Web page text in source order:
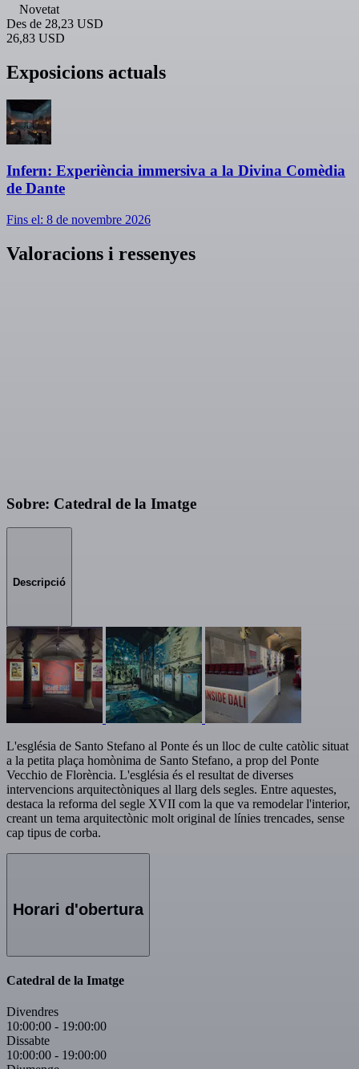
Novetat
Des de 28,23 USD
26,83 USD
Exposicions actuals
Infern: Experiència immersiva a la Divina Comèdia
de Dante
Fins el: 8 de novembre 2026
Valoracions i ressenyes
Sobre: Catedral de la Imatge
Descripció
L'església de Santo Stefano al Ponte és un lloc de culte catòlic situat
a la petita plaça homònima de Santo Stefano, a prop del Ponte
Vecchio de Florència. L'església és el resultat de diverses
intervencions arquitectòniques al llarg dels segles. Entre aquestes,
destaca la reforma del segle XVII com la que va remodelar l'interior,
creant un tema arquitectònic molt original de línies trencades, sense
cap tipus de corba.
Horari d'obertura
Catedral de la Imatge
Divendres
10:00:00 - 19:00:00
Dissabte
10:00:00 - 19:00:00